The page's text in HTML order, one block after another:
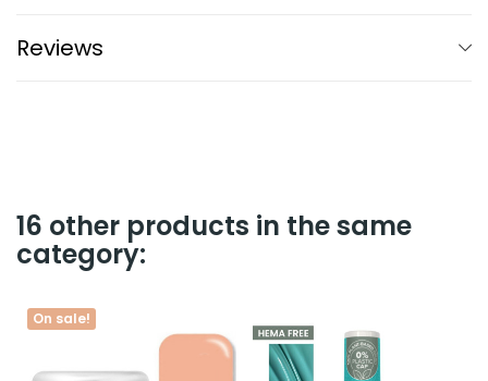
Reviews
16 other products in the same
category:
On sale!